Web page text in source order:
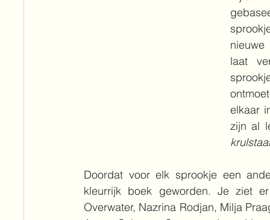
laat
elkaar
zijn al
Doordat voor elk sprookje een
kleurrijk boek geworden. Je ziet
Overwater, Nazrina Rodjan, Milja